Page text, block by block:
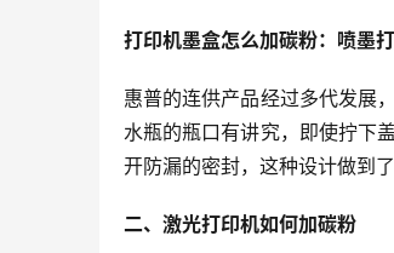
打印机墨盒怎么加碳粉：喷墨
惠普的连供产品经过多代发展
水瓶的瓶口有讲究，即使拧下
开防漏的密封，这种设计做到
二、激光打印机如何加碳粉